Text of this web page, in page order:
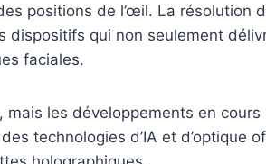
positions de l’œil. La résolution
qui non seulement
faciales.
les développements en
technologies d’IA et d’optique